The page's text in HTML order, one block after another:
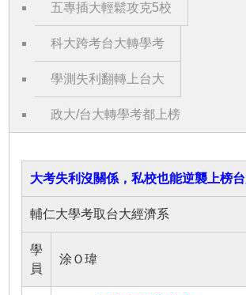
五專插大輕鬆攻克5校
科大跨考台大轉學考
學測失利翻轉上台大
政大/台大轉學考都上榜
大考失利沒關係，私校也能逆襲上榜台
輔仁大學考取台大經濟系
學
員
涂Ｏ瑋